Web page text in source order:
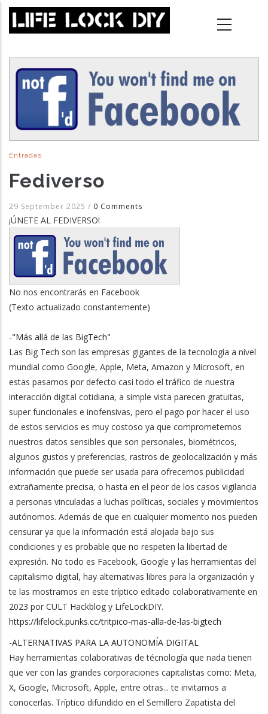
Skip
main
Entradas
Fediverso
29 September 2025 / 0 Comments
¡ÚNETE AL FEDIVERSO!
No nos encontrarás en Facebook
(Texto actualizado constantemente)
-"Más allá de las BigTech"
Las Big Tech son las empresas gigantes de la tecnología a nivel
mundial como Google, Apple, Meta, Amazon y Microsoft, en
estas pasamos por defecto casi todo el tráfico de nuestra
interacción digital cotidiana, a simple vista parecen gratuitas,
super funcionales e inofensivas, pero el pago por hacer el uso
de estos servicios es muy costoso ya que comprometemos
nuestros datos sensibles que son personales, biométricos,
algunos gustos y preferencias, rastros de geolocalización y más
información que puede ser usada para ofrecernos publicidad
extrañamente precisa, o hasta en el peor de los casos vigilancia
a personas vinculadas a luchas políticas, sociales y movimientos
autónomos. Además de que en cualquier momento nos pueden
censurar ya que la información está alojada bajo sus
condiciones y es probable que no respeten la libertad de
expresión. No todo es Facebook, Google y las herramientas del
capitalismo digital, hay alternativas libres para la organización y
te las mostramos en este tríptico editado colaborativamente en
2023 por CULT Hackblog y LifeLockDIY.
https://lifelock.punks.cc/tritpico-mas-alla-de-las-bigtech
-ALTERNATIVAS PARA LA AUTONOMÍA DIGITAL
Hay herramientas colaborativas de técnología que nada tienen
que ver con las grandes corporaciones capitalistas como: Meta,
X, Google, Microsoft, Apple, entre otras... te invitamos a
conocerlas. Tríptico difundido en el Semillero Zapatista del